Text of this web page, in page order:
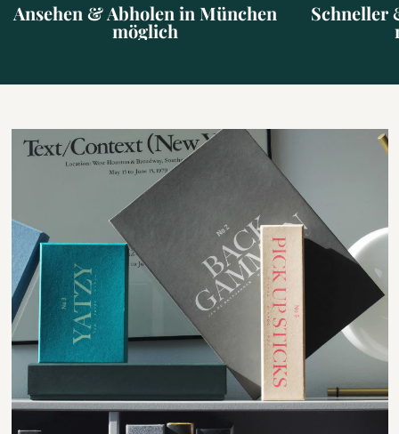
Ansehen & Abholen in München
möglich
Schneller